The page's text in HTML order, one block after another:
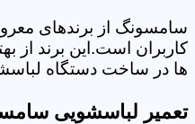
سامسونگ از برندهای
کاربران است.این برند از
ها در ساخت دستگاه
تعمیر لباسشویی